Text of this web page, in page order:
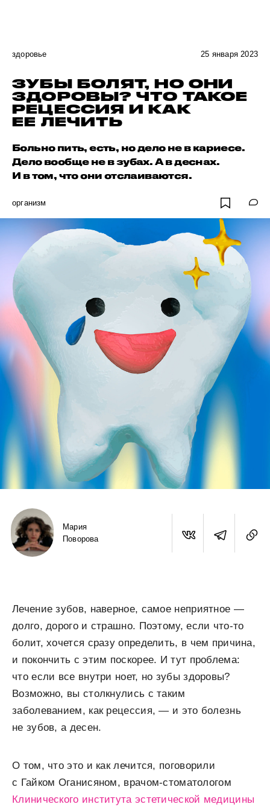
здоровье 25 января 2023
ЗУБЫ БОЛЯТ, НО ОНИ
ЗДОРОВЫ? ЧТО ТАКОЕ
РЕЦЕССИЯ И КАК
ЕЕ ЛЕЧИТЬ
Больно пить, есть, но дело не в кариесе.
Дело вообще не в зубах. А в деснах.
И в том, что они отслаиваются.
организм
Мария
Поворова
Лечение зубов, наверное, самое неприятное —
долго, дорого и страшно. Поэтому, если что-то
болит, хочется сразу определить, в чем причина,
и покончить с этим поскорее. И тут проблема:
что если все внутри ноет, но зубы здоровы?
Возможно, вы столкнулись с таким
заболеванием, как рецессия, — и это болезнь
не зубов, а десен.
О том, что это и как лечится, поговорили
с Гайком Оганисяном, врачом-стоматологом
Клинического института эстетической медицины